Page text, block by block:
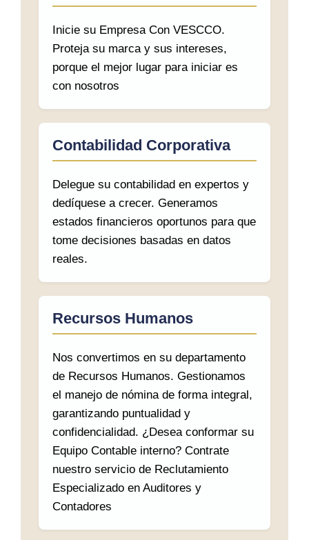
Inicie su Empresa Con VESCCO.
Proteja su marca y sus intereses,
porque el mejor lugar para iniciar es
con nosotros
Contabilidad Corporativa
Delegue su contabilidad en expertos y
dedíquese a crecer. Generamos
estados financieros oportunos para que
tome decisiones basadas en datos
reales.
Recursos Humanos
Nos convertimos en su departamento
de Recursos Humanos. Gestionamos
el manejo de nómina de forma integral,
garantizando puntualidad y
confidencialidad. ¿Desea conformar su
Equipo Contable interno? Contrate
nuestro servicio de Reclutamiento
Especializado en Auditores y
Contadores